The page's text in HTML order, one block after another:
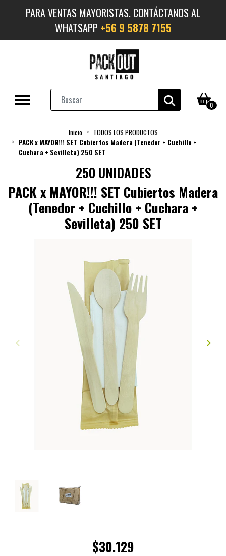
PARA VENTAS MAYORISTAS. CONTÁCTANOS AL
WHATSAPP +56 9 5878 7155
0
Inicio
TODOS LOS PRODUCTOS
PACK x MAYOR!!! SET Cubiertos Madera (Tenedor + Cuchillo +
Cuchara + Sevilleta) 250 SET
250 UNIDADES
PACK x MAYOR!!! SET Cubiertos Madera
(Tenedor + Cuchillo + Cuchara +
Sevilleta) 250 SET
$30.129